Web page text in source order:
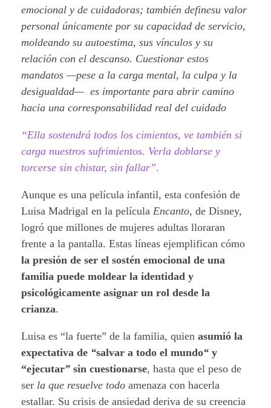
emocional y de cuidadoras; también definesu valor
personal únicamente por su capacidad de servicio,
moldeando su autoestima, sus vínculos y su
relación con el descanso. Cuestionar estos
mandatos —pese a la carga mental, la culpa y la
desigualdad— es importante para abrir camino
hacia una corresponsabilidad real del cuidado
“Ella sostendrá todos los cimientos, ve también si
carga nuestros sufrimientos. Verla doblarse y
torcerse sin chistar, sin fallar”.
Aunque es una película infantil, esta confesión de
Luisa Madrigal en la película Encanto, de Disney,
logró que millones de mujeres adultas lloraran
frente a la pantalla. Estas líneas ejemplifican cómo
la presión de ser el sostén emocional de una
familia puede moldear la identidad y
psicológicamente asignar un rol desde la
crianza.
Luisa es “la fuerte” de la familia, quien asumió la
expectativa de “salvar a todo el mundo“ y
“ejecutar” sin cuestionarse, hasta que el peso de
ser la que resuelve todo amenaza con hacerla
estallar. Su crisis de ansiedad deriva de su creencia